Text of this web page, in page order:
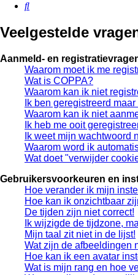
Zoek
Veelgestelde
Aanmeld- en
Waarom moet ik me
Wat is COPPA?
Waarom kan ik niet
Ik ben geregistreerd
Waarom kan ik niet
Ik heb me ooit
Ik weet mijn wachtwoord
Waarom word ik
Wat doet "verwijder
Gebruikersvoorkeuren en
Hoe verander ik mijn
Hoe kan ik onzichtbaar
De tijden zijn niet correct!
Ik wijzigde de tijdzone,
Mijn taal zit niet in de lijst!
Wat zijn de afbeeldingen
Hoe kan ik een avatar
Wat is mijn rang en hoe